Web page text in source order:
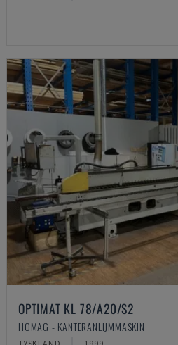
OPTIMAT KL 78/A20/S2
HOMAG - KANTERANLIJMMASKIN